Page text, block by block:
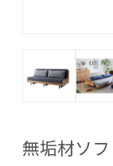
無垢材ソ